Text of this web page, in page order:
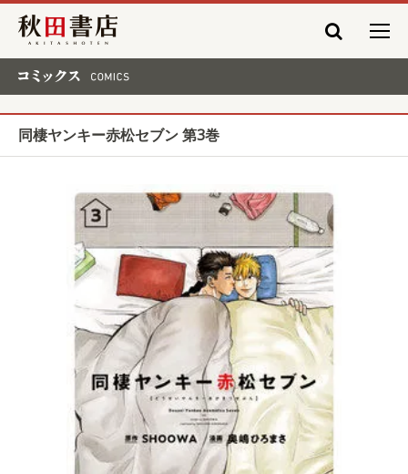
秋田書店
同棲ヤンキー赤松セブン 第3巻